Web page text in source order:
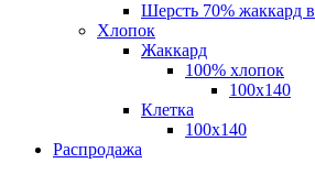
Шерсть 70% жаккард
Хлопок
Жаккард
100% хлопок
100x140
Клетка
100х140
Распродажа